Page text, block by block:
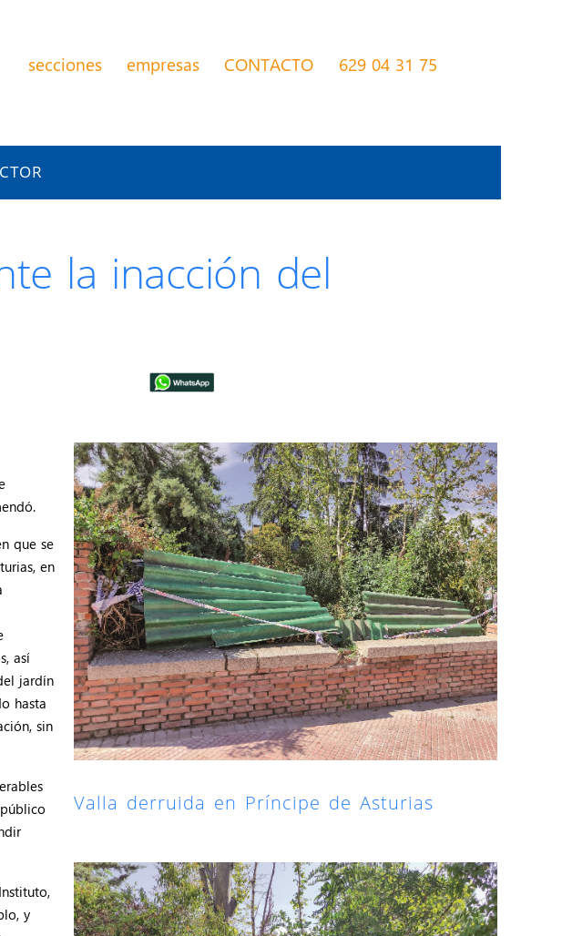
secciones empresas CONTACTO 629 04 31 75
la inacción del
que se
en
así
jardín
hasta
sin
y
Valla derruida en Príncipe de Asturias